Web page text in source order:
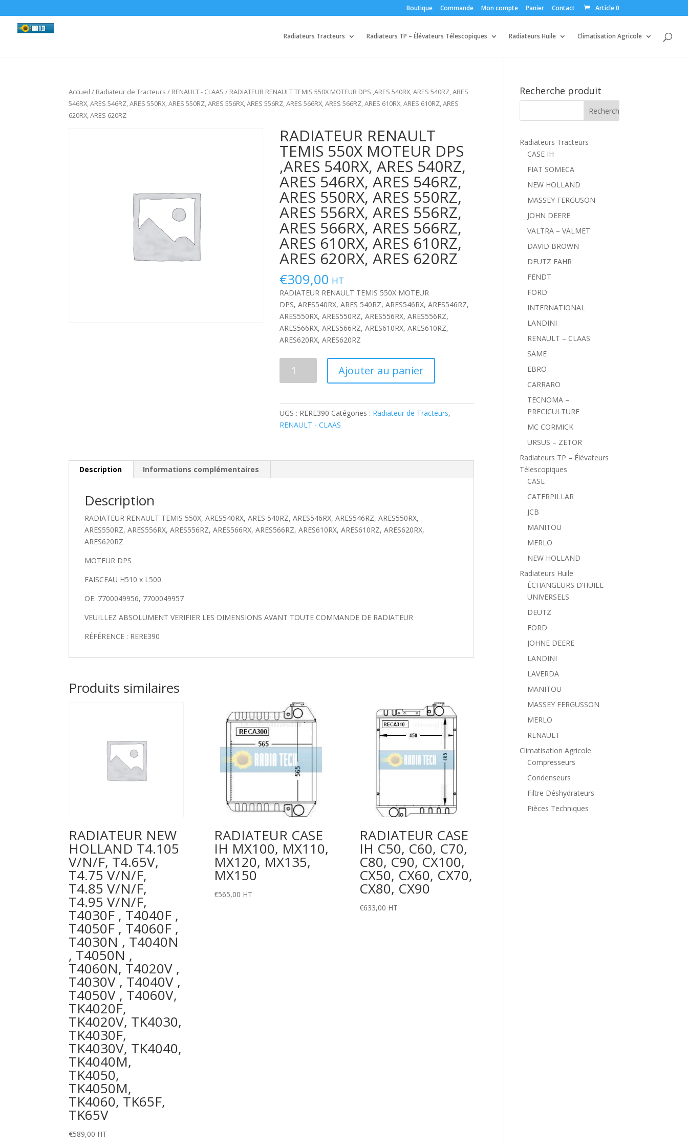
Boutique Commande Mon compte Panier Contact Article 0
Radiateurs Tracteurs Radiateurs TP – Élévateurs Télescopiques Radiateurs Huile Climatisation Agricole
Accueil / Radiateur de Tracteurs / RENAULT - CLAAS / RADIATEUR RENAULT TEMIS 550X MOTEUR DPS ,ARES 540RX, ARES 540RZ, ARES
546RX, ARES 546RZ, ARES 550RX, ARES 550RZ, ARES 556RX, ARES 556RZ, ARES 566RX, ARES 566RZ, ARES 610RX, ARES 610RZ, ARES
620RX, ARES 620RZ
RADIATEUR RENAULT
TEMIS 550X MOTEUR DPS
,ARES 540RX, ARES 540RZ,
ARES 546RX, ARES 546RZ,
ARES 550RX, ARES 550RZ,
ARES 556RX, ARES 556RZ,
ARES 566RX, ARES 566RZ,
ARES 610RX, ARES 610RZ,
ARES 620RX, ARES 620RZ
€309,00 HT
RADIATEUR RENAULT TEMIS 550X MOTEUR
DPS, ARES540RX, ARES 540RZ, ARES546RX, ARES546RZ,
ARES550RX, ARES550RZ, ARES556RX, ARES556RZ,
ARES566RX, ARES566RZ, ARES610RX, ARES610RZ,
ARES620RX, ARES620RZ
TEMIS
550X
ARES
546RX,
ARES
ARES
566RX,
610RX,
ARES
620RX,
ARES
620RZ
Ajouter au panier
UGS : RERE390 Catégories : Radiateur de Tracteurs,
RENAULT - CLAAS
Description Informations complémentaires
Description
RADIATEUR RENAULT TEMIS 550X, ARES540RX, ARES 540RZ, ARES546RX, ARES546RZ, ARES550RX,
ARES550RZ, ARES556RX, ARES556RZ, ARES566RX, ARES566RZ, ARES610RX, ARES610RZ, ARES620RX,
ARES620RZ
MOTEUR DPS
FAISCEAU H510 x L500
OE: 7700049956, 7700049957
VEUILLEZ ABSOLUMENT VERIFIER LES DIMENSIONS AVANT TOUTE COMMANDE DE RADIATEUR
RÉFÉRENCE : RERE390
Produits similaires
RADIATEUR NEW
HOLLAND T4.105
V/N/F, T4.65V,
T4.75 V/N/F,
T4.85 V/N/F,
T4.95 V/N/F,
T4030F , T4040F ,
T4050F , T4060F ,
T4030N , T4040N
, T4050N ,
T4060N, T4020V ,
T4030V , T4040V ,
T4050V , T4060V,
TK4020F,
TK4020V, TK4030,
TK4030F,
TK4030V, TK4040,
TK4040M,
TK4050,
TK4050M,
TK4060, TK65F,
TK65V
€589,00 HT
RADIATEUR CASE
IH MX100, MX110,
MX120, MX135,
MX150
€565,00 HT
RADIATEUR CASE
IH C50, C60, C70,
C80, C90, CX100,
CX50, CX60, CX70,
CX80, CX90
€633,00 HT
Recherche produit
Radiateurs Tracteurs
CASE IH
FIAT SOMECA
NEW HOLLAND
MASSEY FERGUSON
JOHN DEERE
VALTRA – VALMET
DAVID BROWN
DEUTZ FAHR
FENDT
FORD
INTERNATIONAL
LANDINI
RENAULT – CLAAS
SAME
EBRO
CARRARO
TECNOMA –
PRECICULTURE
MC CORMICK
URSUS – ZETOR
Radiateurs TP – Élévateurs
Télescopiques
CASE
CATERPILLAR
JCB
MANITOU
MERLO
NEW HOLLAND
Radiateurs Huile
ÉCHANGEURS D’HUILE
UNIVERSELS
DEUTZ
FORD
JOHNE DEERE
LANDINI
LAVERDA
MANITOU
MASSEY FERGUSSON
MERLO
RENAULT
Climatisation Agricole
Compresseurs
Condenseurs
Filtre Déshydrateurs
Pièces Techniques